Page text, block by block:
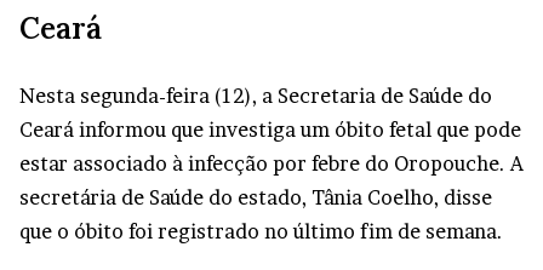
Ceará
Nesta segunda-feira (12), a Secretaria de Saúde do
Ceará informou que investiga um óbito fetal que pode
estar associado à infecção por febre do Oropouche. A
secretária de Saúde do estado, Tânia Coelho, disse
que o óbito foi registrado no último fim de semana.